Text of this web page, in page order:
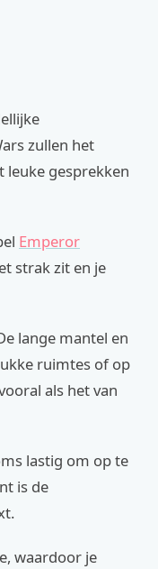
zullen het
leuke gesprekken
Emperor
strak zit en je
lange mantel en
ruimtes of op
als het van
lastig om op te
is de
waardoor je